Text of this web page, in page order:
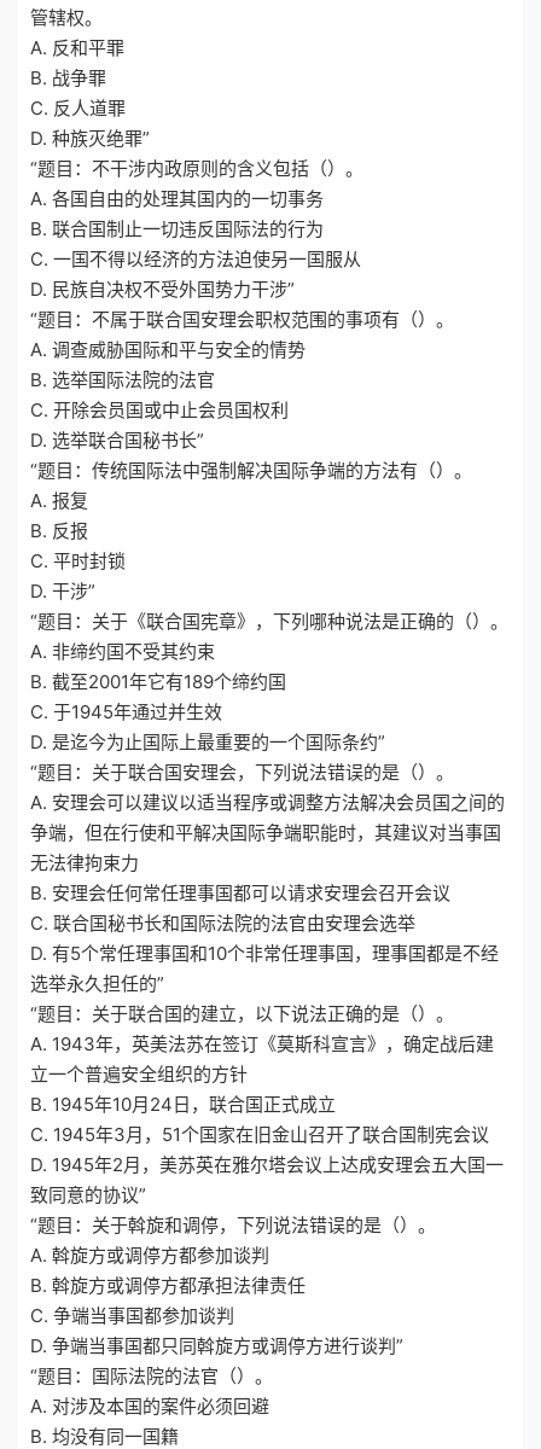
管辖权。
A. 反和平罪
B. 战争罪
C. 反人道罪
D. 种族灭绝罪”
“题目：不干涉内政原则的含义包括（）。
A. 各国自由的处理其国内的一切事务
B. 联合国制止一切违反国际法的行为
C. 一国不得以经济的方法迫使另一国服从
D. 民族自决权不受外国势力干涉”
“题目：不属于联合国安理会职权范围的事项有（）。
A. 调查威胁国际和平与安全的情势
B. 选举国际法院的法官
C. 开除会员国或中止会员国权利
D. 选举联合国秘书长”
“题目：传统国际法中强制解决国际争端的方法有（）。
A. 报复
B. 反报
C. 平时封锁
D. 干涉”
“题目：关于《联合国宪章》，下列哪种说法是正确的（）。
A. 非缔约国不受其约束
B. 截至2001年它有189个缔约国
C. 于1945年通过并生效
D. 是迄今为止国际上最重要的一个国际条约”
“题目：关于联合国安理会，下列说法错误的是（）。
A. 安理会可以建议以适当程序或调整方法解决会员国之间的
争端，但在行使和平解决国际争端职能时，其建议对当事国
无法律拘束力
B. 安理会任何常任理事国都可以请求安理会召开会议
C. 联合国秘书长和国际法院的法官由安理会选举
D. 有5个常任理事国和10个非常任理事国，理事国都是不经
选举永久担任的”
“题目：关于联合国的建立，以下说法正确的是（）。
A. 1943年，英美法苏在签订《莫斯科宣言》，确定战后建
立一个普遍安全组织的方针
B. 1945年10月24日，联合国正式成立
C. 1945年3月，51个国家在旧金山召开了联合国制宪会议
D. 1945年2月，美苏英在雅尔塔会议上达成安理会五大国一
致同意的协议”
“题目：关于斡旋和调停，下列说法错误的是（）。
A. 斡旋方或调停方都参加谈判
B. 斡旋方或调停方都承担法律责任
C. 争端当事国都参加谈判
D. 争端当事国都只同斡旋方或调停方进行谈判”
“题目：国际法院的法官（）。
A. 对涉及本国的案件必须回避
B. 均没有同一国籍